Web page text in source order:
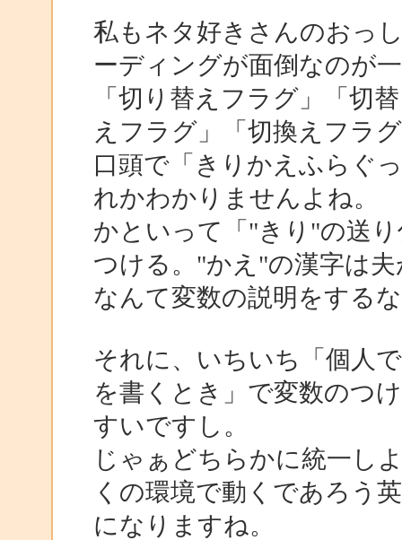
私もネタ好きさんのおっ
ーディングが面倒なのが
「切り替えフラグ」「切
えフラグ」「切換えフラ
口頭で「きりかえふらぐ
れかわかりませんよね。
かといって「"きり"の送
つける。"かえ"の漢字は
なんて変数の説明をする
それに、いちいち「個人
を書くとき」で変数のつ
すいですし。
じゃぁどちらかに統一し
くの環境で動くであろう
になりますね。